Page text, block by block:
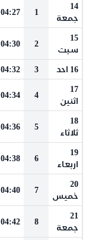
14
جمعة
1
04:27
15
سبت
2
04:30
16 احد 3
04:32
17
اثنين
4
04:34
18
ثلاثاء
5
04:36
19
اربعاء
6
04:38
20
خميس
7
04:40
21
جمعة
8
04:42